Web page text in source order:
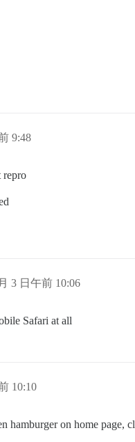
9:48
repro
3 日午前 10:06
Safari at all
10:10
hamburger on home page,